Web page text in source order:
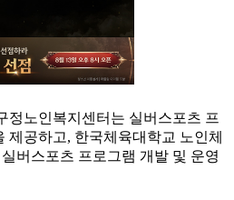
정노인복지센터는 실버스포츠 프
제공하고, 한국체육대학교 노인체
버스포츠 프로그램 개발 및 운영